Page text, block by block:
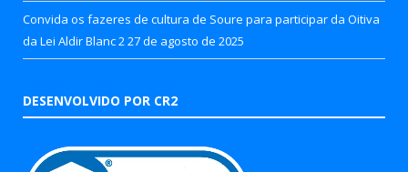
Convida os fazeres de cultura de Soure para participar da Oitiva
da Lei Aldir Blanc 2 27 de agosto de 2025
DESENVOLVIDO POR CR2